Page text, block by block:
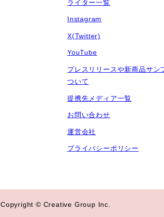
ライター一覧
Instagram
X(Twitter)
YouTube
プレスリリースや新商品サン
ついて
提携先メディア一覧
お問い合わせ
運営会社
プライバシーポリシー
Copyright © Creative Group Inc.